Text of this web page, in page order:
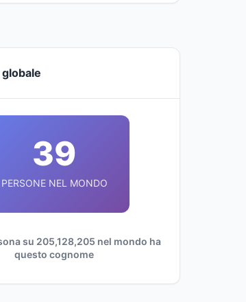
39
PERSONE NEL MONDO
su 205,128,205 nel mondo ha
questo cognome